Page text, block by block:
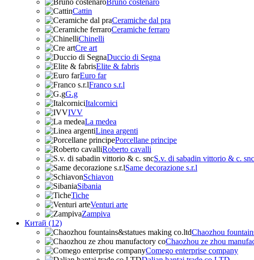
Bruno costenaro
Cattin
Ceramiche dal pra
Ceramiche ferraro
Chinelli
Cre art
Duccio di Segna
Elite & fabris
Euro far
Franco s.r.l
G.g
Italcornici
IVV
La medea
Linea argenti
Porcellane principe
Roberto cavalli
S.v. di sabadin vittorio & c. snc
Same decorazione s.r.l
Schiavon
Sibania
Tiche
Venturi arte
Zampiva
Китай (12)
Chaozhou
Chaozhou ze zhou
Comego enterprise company